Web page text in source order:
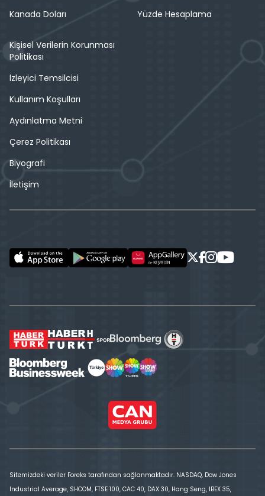
Kanada Doları
Yüzde Hesaplama
Kişisel Verilerin Korunması
Politikası
İzleyici Temsilcisi
Kullanım Koşulları
Aydınlatma Metni
Çerez Politikası
Biyografi
İletişim
Sitemizdeki veriler Foreks tarafından sağlanmaktadır. NASDAQ, Dow Jones
Industrial Average, SHCOM, FTSE 100, CAC 40, DAX 30, Hang Seng, IBEX 35,